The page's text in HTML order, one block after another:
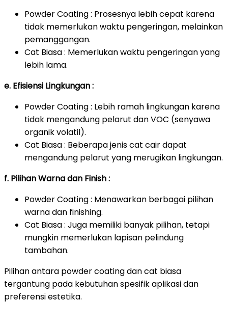
Powder Coating : Prosesnya lebih cepat karena
tidak memerlukan waktu pengeringan, melainkan
pemanggangan.
Cat Biasa : Memerlukan waktu pengeringan yang
lebih lama.
e. Efisiensi Lingkungan :
Powder Coating : Lebih ramah lingkungan karena
tidak mengandung pelarut dan VOC (senyawa
organik volatil).
Cat Biasa : Beberapa jenis cat cair dapat
mengandung pelarut yang merugikan lingkungan.
f. Pilihan Warna dan Finish :
Powder Coating : Menawarkan berbagai pilihan
warna dan finishing.
Cat Biasa : Juga memiliki banyak pilihan, tetapi
mungkin memerlukan lapisan pelindung
tambahan.
Pilihan antara powder coating dan cat biasa
tergantung pada kebutuhan spesifik aplikasi dan
preferensi estetika.